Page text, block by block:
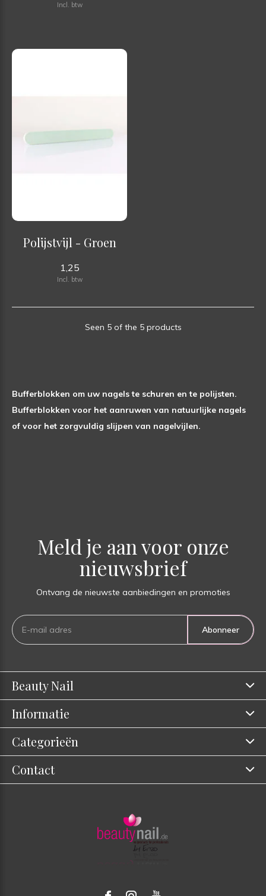
Incl. btw
Polijstvijl - Groen
1,25
Incl. btw
Seen 5 of the 5 products
Bufferblokken om uw nagels te schuren en te polijsten.
Bufferblokken voor het aanruwen van natuurlijke nagels
of voor het zorgvuldig slijpen van nagelvijlen.
Meld je aan voor onze
nieuwsbrief
Ontvang de nieuwste aanbiedingen en promoties
Abonneer
Beauty Nail
Informatie
Categorieën
Contact